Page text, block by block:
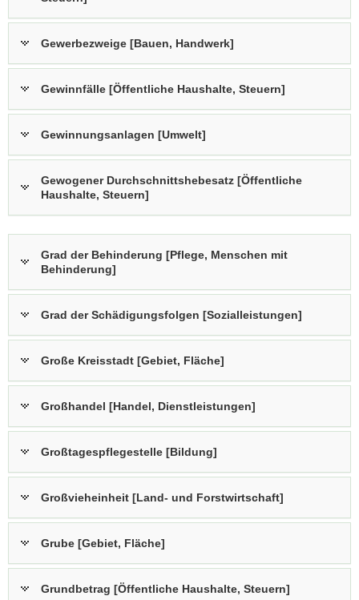
Gewerbezweige [Bauen, Handwerk]
Gewinnfälle [Öffentliche Haushalte, Steuern]
Gewinnungsanlagen [Umwelt]
Gewogener Durchschnittshebesatz [Öffentliche
Haushalte, Steuern]
Grad der Behinderung [Pflege, Menschen mit
Behinderung]
Grad der Schädigungsfolgen [Sozialleistungen]
Große Kreisstadt [Gebiet, Fläche]
Großhandel [Handel, Dienstleistungen]
Großtagespflegestelle [Bildung]
Großvieheinheit [Land- und Forstwirtschaft]
Grube [Gebiet, Fläche]
Grundbetrag [Öffentliche Haushalte, Steuern]